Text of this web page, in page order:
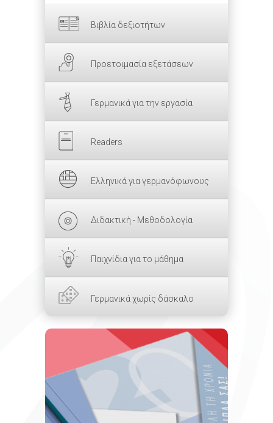
Βιβλία δεξιοτήτων
Προετοιμασία εξετάσεων
Γερμανικά για την εργασία
Readers
Ελληνικά για γερμανόφωνους
Διδακτική - Μεθοδολογία
Παιχνίδια για το μάθημα
Γερμανικά χωρίς δάσκαλο